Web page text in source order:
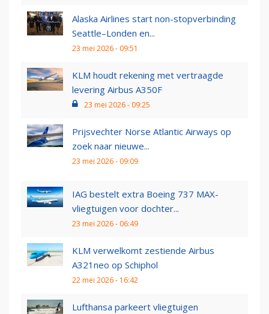
Alaska Airlines start non-stopverbinding
Seattle–Londen en...
23 mei 2026 - 09:51
KLM houdt rekening met vertraagde
levering Airbus A350F
23 mei 2026 - 09:25
Prijsvechter Norse Atlantic Airways op
zoek naar nieuwe...
23 mei 2026 - 09:09
IAG bestelt extra Boeing 737 MAX-
vliegtuigen voor dochter...
23 mei 2026 - 06:49
KLM verwelkomt zestiende Airbus
A321neo op Schiphol
22 mei 2026 - 16:42
Lufthansa parkeert vliegtuigen